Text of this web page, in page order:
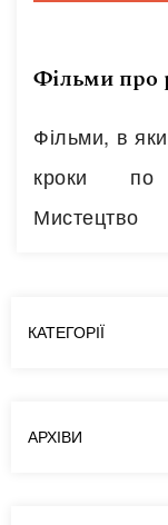
Фільми про
Фільми, в
кроки по
Мистецтво
Марстон і
КАТЕГОРІЇ
АРХІВИ